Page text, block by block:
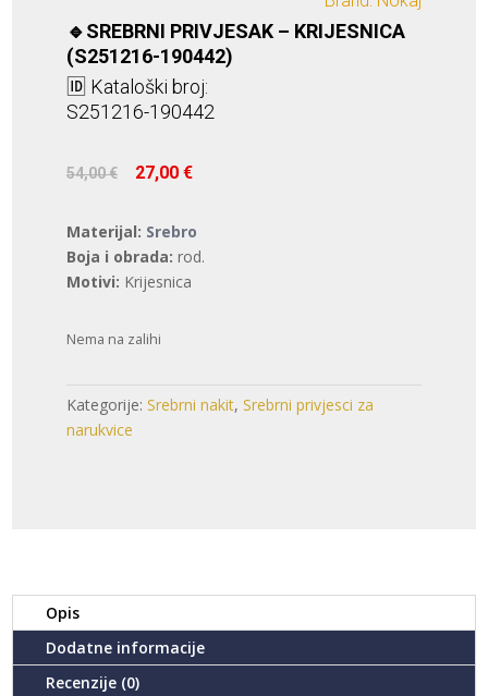
🔹SREBRNI PRIVJESAK – KRIJESNICA
(S251216-190442)
🆔 Kataloški broj:
S251216-190442
54,00€ Izvorna
cijena
bila
je:
54,00 €.
27,00€
Materijal: Srebro
Boja i obrada: rod.
Motivi: Krijesnica
Nema na zalihi
Kategorije:Srebrni nakit,Srebrni privjesci za
narukvice
Opis
Dodatne informacije
Recenzije (0)